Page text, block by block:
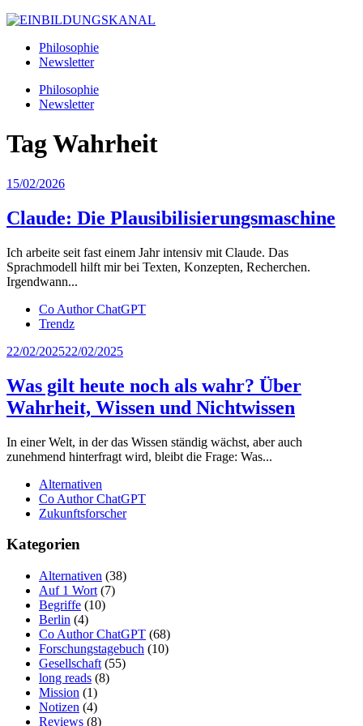
Philosophie
Newsletter
Philosophie
Newsletter
TagWahrheit
15/02/2026
Claude: Die Plausibilisierungsmaschine
Ich arbeite seit fast einem Jahr intensiv mit Claude. Das
Sprachmodell hilft mir bei Texten, Konzepten, Recherchen.
Irgendwann...
Co Author ChatGPT
Trendz
22/02/202522/02/2025
Was gilt heute noch als wahr? Über
Wahrheit, Wissen und Nichtwissen
In einer Welt, in der das Wissen ständig wächst, aber auch
zunehmend hinterfragt wird, bleibt die Frage: Was...
Alternativen
Co Author ChatGPT
Zukunftsforscher
Kategorien
Alternativen (38)
Auf 1 Wort (7)
Begriffe (10)
Berlin (4)
Co Author ChatGPT (68)
Forschungstagebuch (10)
Gesellschaft (55)
long reads (8)
Mission (1)
Notizen (4)
Reviews (8)